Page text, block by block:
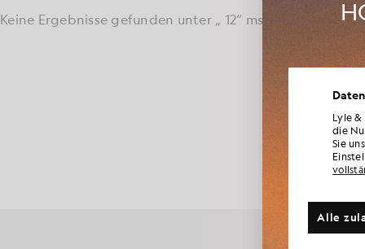
Keine Ergebnisse gefunden unter „ 12“ ms
Seit 150
Einbindung
modernen
Auswahl
durch die
Lyle
die
Sie
Alle
für